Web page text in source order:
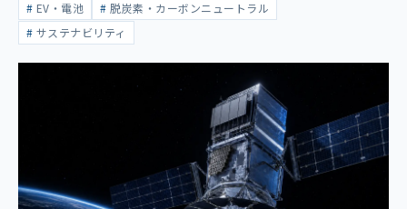
EV・電池
脱炭素・カーボンニュートラル
サステナビリティ